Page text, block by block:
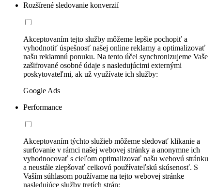
Rozšírené sledovanie konverzií
Akceptovaním tejto služby môžeme lepšie pochopiť a
vyhodnotiť úspešnosť našej online reklamy a optimalizovať
našu reklamnú ponuku. Na tento účel synchronizujeme Vaše
zašifrované osobné údaje s nasledujúcimi externými
poskytovateľmi, ak už využívate ich služby:
Google Ads
Performance
Akceptovaním týchto služieb môžeme sledovať klikanie a
surfovanie v rámci našej webovej stránky a anonymne ich
vyhodnocovať s cieľom optimalizovať našu webovú stránku
a neustále zlepšovať celkovú používateľskú skúsenosť. S
Vaším súhlasom používame na tejto webovej stránke
nasledujúce služby tretích strán: